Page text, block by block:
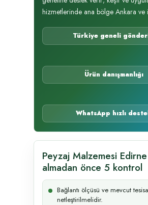
hizmetlerinde ana bölge Ankara ve
Türkiye geneli
Ürün danışmanlığı
WhatsApp hızlı
Peyzaj Malzemesi Edirne
almadan önce 5 kontrol
Bağlantı ölçüsü ve mevcut
netleştirilmelidir.